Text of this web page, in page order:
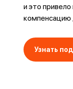
и это
Узнать